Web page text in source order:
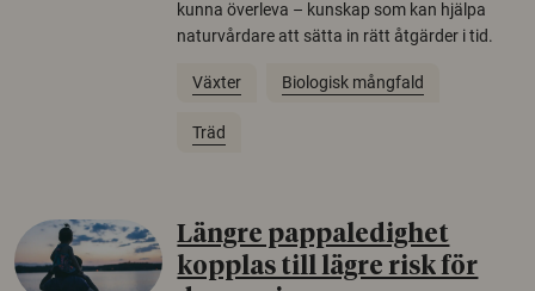
kunna överleva – kunskap som kan hjälpa
naturvårdare att sätta in rätt åtgärder i tid.
Växter Biologisk mångfald
Träd
Längre pappaledighet
kopplas till lägre risk för